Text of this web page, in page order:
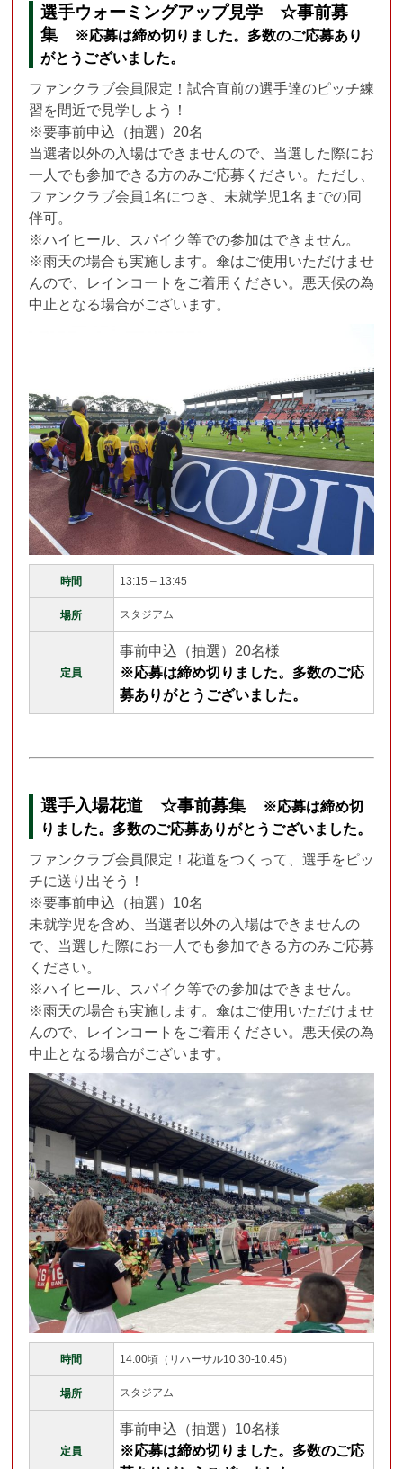
選手ウォーミングアップ見学☆事前募
集
※応募は締め切りました。多数のご応募あり
がとうございました。
ファンクラブ会員限定！試合直前の選手達のピッチ練
習を間近で見学しよう！
※要事前申込 （抽選）20名
当選者以外の入場はできませんので、当選した際にお
一人でも参加できる方のみご応募ください。 ただし、
ファンクラブ会員1名につき、未就学児1名までの同
伴可。
※ハイヒール、スパイク等での参加はできません。
※雨天の場合も実施します。傘はご使用いただけませ
んので、レインコートをご着用ください。悪天候の為
中止となる場合がございます。
時間 13:15 – 13:45
場所 スタジアム
定員
事前申込（抽選）20名様
※応募は締め切りました。多数のご応
募ありがとうございました。
選手入場花道☆事前募集
※応募は締め切
りました。多数のご応募ありがとうございました。
ファンクラブ会員限定！花道をつくって、選手をピッ
チに送り出そう！
※要事前申込 （抽選）10名
未就学児を含め、当選者以外の入場はできませんの
で、当選した際にお一人でも参加できる方のみご応募
ください。
※ハイヒール、スパイク等での参加はできません。
※雨天の場合も実施します。傘はご使用いただけませ
んので、レインコートをご着用ください。悪天候の為
中止となる場合がございます。
時間 14:00頃（リハーサル10:30-10:45）
場所 スタジアム
定員
事前申込（抽選）10名様
※応募は締め切りました。多数のご応